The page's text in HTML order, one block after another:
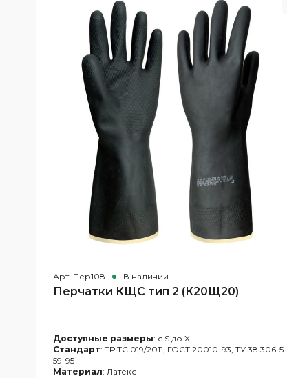
Арт. Пер108 В наличии
Перчатки КЩС тип 2 (К20Щ20)
Доступные размеры: с S до XL
Стандарт: ТР ТС 019/2011, ГОСТ 20010-93, ТУ 38.306-5-
59-95
Материал: Латекс